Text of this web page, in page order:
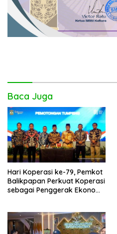
Baca Juga
Hari Koperasi ke-79, Pemkot
Balikpapan Perkuat Koperasi
sebagai Penggerak Ekonomi